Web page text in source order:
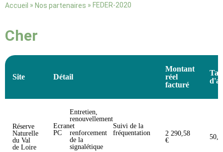
Accueil » Nos partenaires » FEDER-2020
Cher
Site Détail
Montant
réel
facturé
Réserve
Naturelle
du Val
de Loire
Ecran
PC
Entretien,
renouvellement
et
renforcement
de la
signalétique
Suivi de la
fréquentation
2 290,58
€